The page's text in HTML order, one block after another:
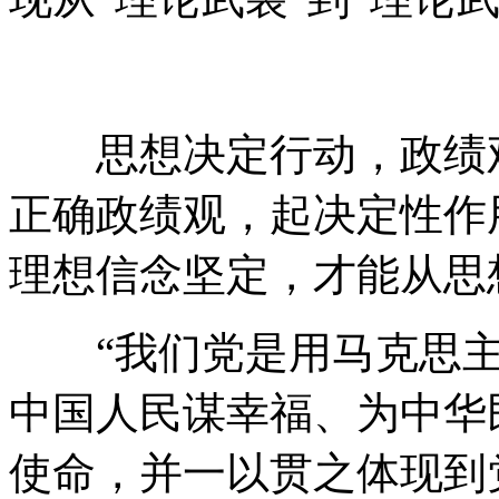
思想决定行动，政绩
正确政绩观，起决定性
理想信念坚定，才能从
“我们党是用马克思主
中国人民谋幸福、为中
使命，并一以贯之体现